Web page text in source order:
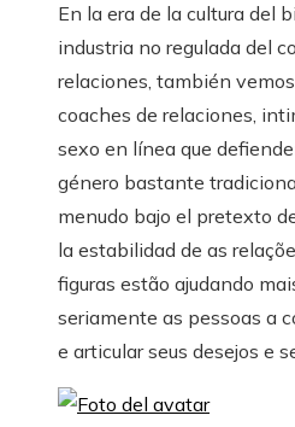
En la era de la cultura del
industria no regulada del
relaciones, también
coaches de relaciones,
sexo en línea que
género bastante
menudo bajo el pretexto
la estabilidad de as
figuras estão ajudando
seriamente as pessoas a
e articular seus desejos e